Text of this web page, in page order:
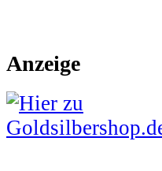
Anzeige